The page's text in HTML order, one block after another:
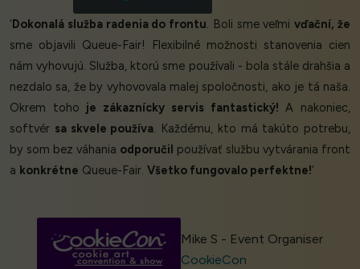
‘Dokonalá služba radenia do frontu . Boli sme veľmivďační, že
sme objavili Queue-Fair! Flexibilné možnosti stanovenia cien
nám vyhovujú. Služba, ktorú sme používali - bola stále drahšia a
nezdalo sa, že by vyhovovala malej spoločnosti, ako je tá naša.
Okrem toho je zákaznícky servis fantastický! A nakoniec,
softvér sa skvele používa . Každému, kto má takúto potrebu,
by som bez váhania odporučil používať službu vytvárania front
a konkrétne Queue-Fair. Všetko fungovalo perfektne!’
Mike S - Event Organiser
CookieCon